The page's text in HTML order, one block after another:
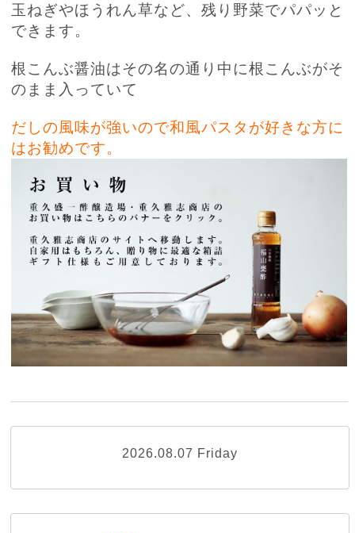
玉ねぎやほうれん草など、残り野菜でパパッと
できます。
根こんぶ醤油はその名の通り中に根こんぶがそ
のまま入っていて
だしの風味が強いので和風パスタが好きな方に
はお勧めです。
2026.08.07 Friday